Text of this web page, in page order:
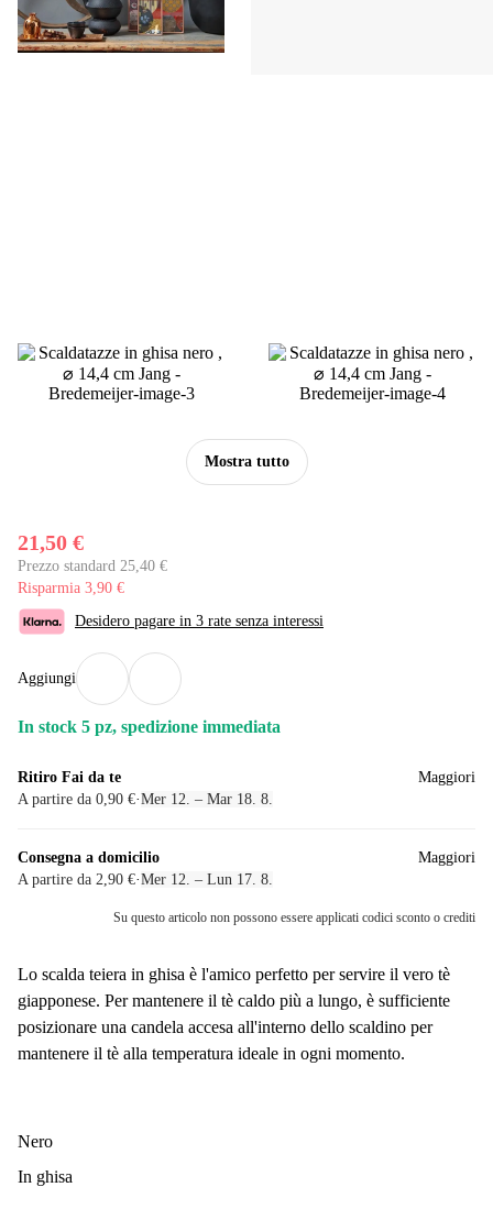
Mostra tutto
21,50 €
Prezzo standard 25,40 €
Risparmia 3,90 €
Desidero pagare in 3 rate senza interessi
Aggiungi
In stock 5 pz, spedizione immediata
Ritiro Fai da te
A partire da 0,90 €·Mer 12. – Mar 18. 8.
Maggiori
Consegna a domicilio
A partire da 2,90 €·Mer 12. – Lun 17. 8.
Maggiori
Su questo articolo non possono essere applicati codici sconto o crediti
Lo scalda teiera in ghisa è l'amico perfetto per servire il vero tè
giapponese. Per mantenere il tè caldo più a lungo, è sufficiente
posizionare una candela accesa all'interno dello scaldino per
mantenere il tè alla temperatura ideale in ogni momento.
Nero
In ghisa